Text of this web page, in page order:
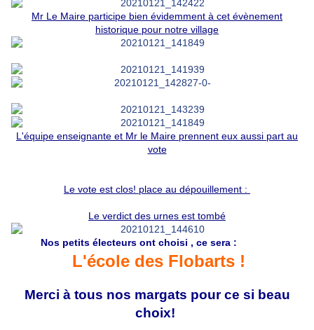
Mr Le Maire participe bien évidemment à cet évènement
historique pour notre village
L'équipe enseignante et Mr le Maire prennent eux aussi part au
vote
Le vote est clos! place au dépouillement :
Le verdict des urnes est tombé
Nos petits électeurs ont choisi , ce sera :
L'école des Flobarts !
Merci à tous nos margats pour ce si beau
choix!